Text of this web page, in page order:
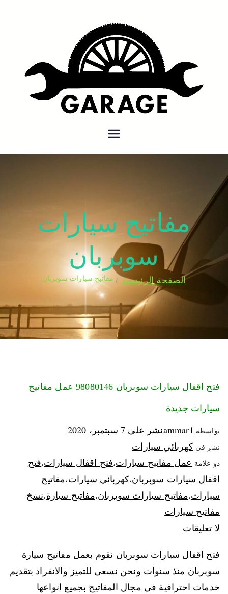
بنشر متنقل
مفاتيح سيارات
سوبربان
الصفحة الرئيسية مفاتيح سيارات سوبربان
فتح اقفال سيارات سوبربان 98080146‬ عمل مفاتيح
سيارات جديدة
بواسطة ammar1نشر على 7 سبتمبر، 2020
نشر فيكهربائي سيارات
ذو علامة عمل مفاتيح سيارات،فتح اقفال سيارات،فتح
اقفال سيارات سوبربان،كهربائي سيارات،مفاتيح
سيارات،مفاتيح سيارات سوبربان،مفاتيح سيارة،نسخ
مفاتيح سيارات
لا تعليقات
فتح اقفال سيارات سوبربان نقوم بعمل مفاتيح سيارة
سوبربان منذ سنوات ونحن نسعى للتميز والانفراد بتقديم
خدمات احترافية في مجال المفاتيح بجميع انواعها